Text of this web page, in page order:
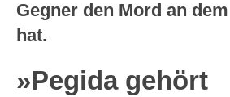
Gegner den Mord an
hat.
»Pegida gehört